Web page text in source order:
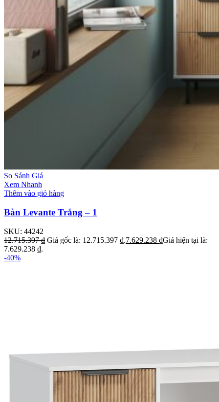
So Sánh Giá
Xem Nhanh
Thêm vào giỏ hàng
Bàn Levante Trắng – 1
SKU: 44242
12.715.397₫ Giá gốc là: 12.715.397 ₫.7.629.238 ₫Giá hiện tại là:
7.629.238 ₫.
-40%